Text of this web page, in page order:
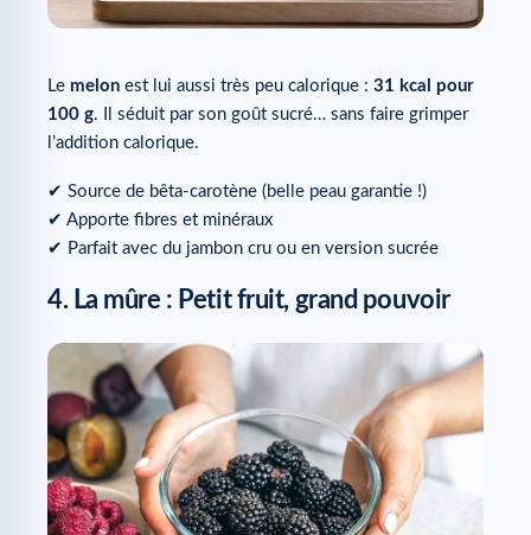
Le melon est lui aussi très peu calorique : 31 kcal pour
100 g. Il séduit par son goût sucré… sans faire grimper
l’addition calorique.
✔ Source de bêta-carotène (belle peau garantie !)
✔ Apporte fibres et minéraux
✔ Parfait avec du jambon cru ou en version sucrée
4. La mûre : Petit fruit, grand pouvoir